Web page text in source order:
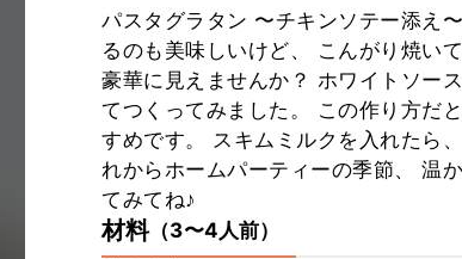
パスタグラタン 〜チキンソテー添え
るのも美味しいけど、 こんがり焼い
豪華に見えませんか？ ホワイトソー
てつくってみました。 この作り方だ
すめです。 スキムミルクを入れたら
れからホームパーティーの季節、 温
てみてね♪
材料（3〜4人前）